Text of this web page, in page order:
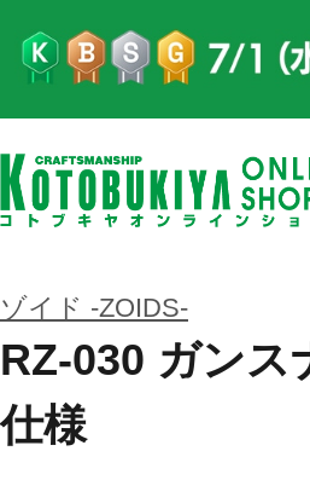
ゾイド -ZOIDS-
RZ-030 ガン
仕様